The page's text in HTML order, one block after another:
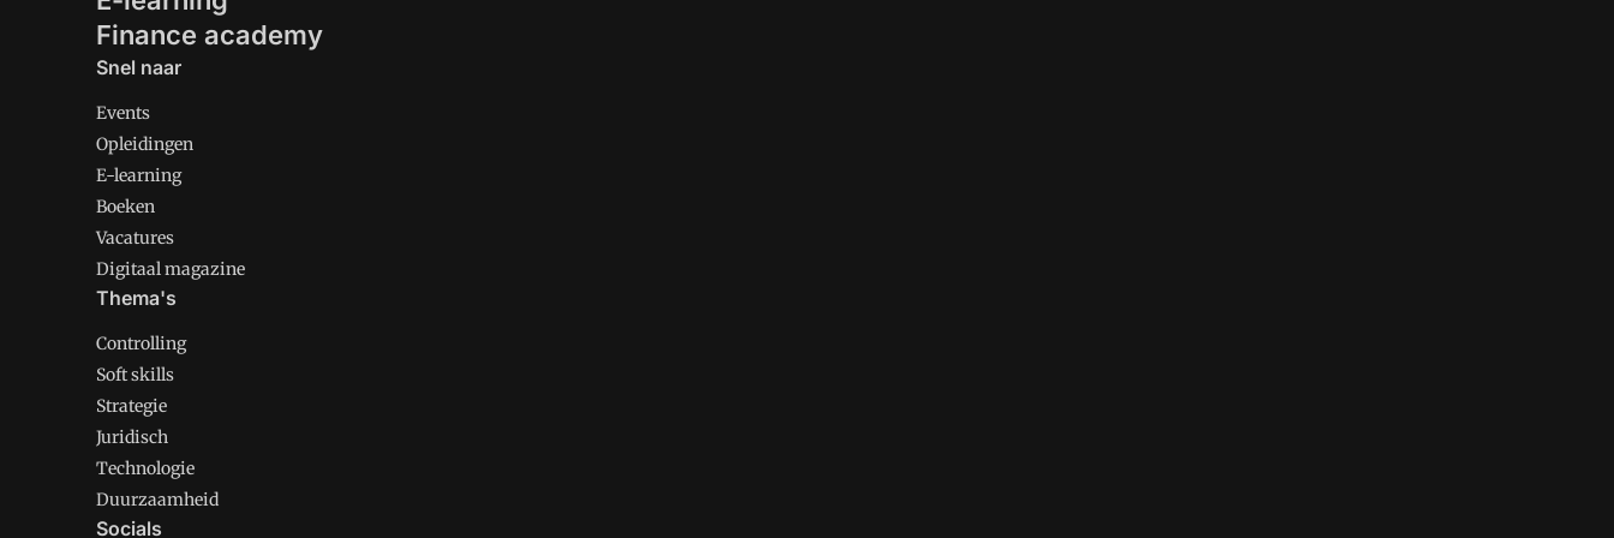
Finance academy
Snel naar
Events
Opleidingen
E-learning
Boeken
Vacatures
Digitaal magazine
Thema's
Controlling
Soft skills
Strategie
Juridisch
Technologie
Duurzaamheid
Socials